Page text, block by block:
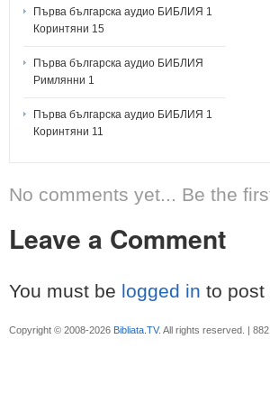
Първа българска аудио БИБЛИЯ 1
Коринтяни 15
Първа българска аудио БИБЛИЯ
Римлянни 1
Първа българска аудио БИБЛИЯ 1
Коринтяни 11
No comments yet... Be the
Leave a Comment
You must be logged in to post
Copyright © 2008-2026 Bibliata.TV. All rights reserved. |